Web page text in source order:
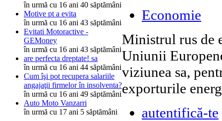
în urmă cu 16 ani 40 săptămâni
Motive pt a evita
în urmă cu 16 ani 43 săptămâni
Evitati Motoractive -
GEMoney
în urmă cu 16 ani 43 săptămâni
are perfecta dreptate! sa
în urmă cu 16 ani 44 săptămâni
Cum îşi pot recupera salariile
angajaţii firmelor în insolventa?
în urmă cu 16 ani 49 săptămâni
Auto Moto Vanzarri
în urmă cu 17 ani 5 săptămâni
Economie
Ministrul rus de
Uniunii
viziunea sa,
exporturile
autentifică-te